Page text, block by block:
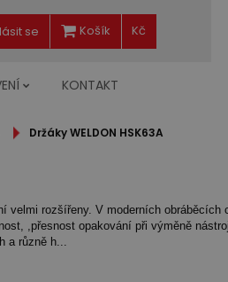
Kč
Košík
se
KONTAKT
Držáky WELDON HSK63A
velmi rozšířeny. V moderních obráběcích
,přesnost opakování při výměně
a různě h...